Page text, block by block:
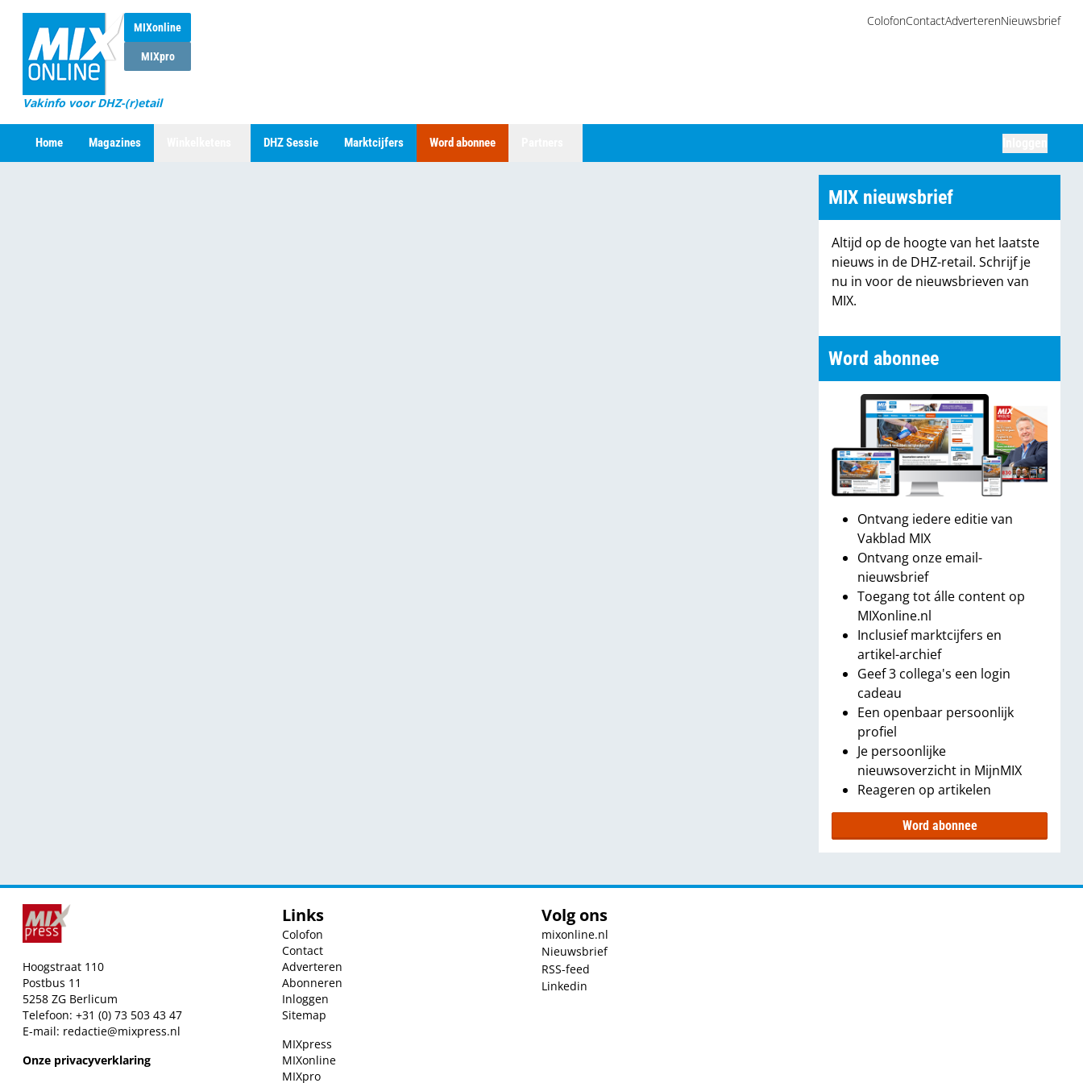
MIXonline
MIXpro
Vakinfo voor DHZ-(r)etail
ColofonContactAdverterenNieuwsbrief
Home Magazines DHZ Sessie Marktcijfers Word abonnee
MIX nieuwsbrief
Altijd op de hoogte van het laatste
nieuws in de DHZ-retail. Schrijf je
nu in voor de nieuwsbrieven van
MIX.
Word abonnee
Ontvang iedere editie van
Vakblad MIX
Ontvang onze email-
nieuwsbrief
Toegang tot álle content op
MIXonline.nl
Inclusief marktcijfers en
artikel-archief
Geef 3 collega's een login
cadeau
Een openbaar persoonlijk
profiel
Je persoonlijke
nieuwsoverzicht in MijnMIX
Reageren op artikelen
Word abonnee
Hoogstraat 110
Postbus 11
5258 ZG Berlicum
Telefoon: +31 (0) 73 503 43 47
E-mail: redactie@mixpress.nl
Onze privacyverklaring
Links
Colofon
Contact
Adverteren
Abonneren
Inloggen
Sitemap
MIXpress
MIXonline
MIXpro
Volg ons
mixonline.nl
Nieuwsbrief
RSS-feed
Linkedin